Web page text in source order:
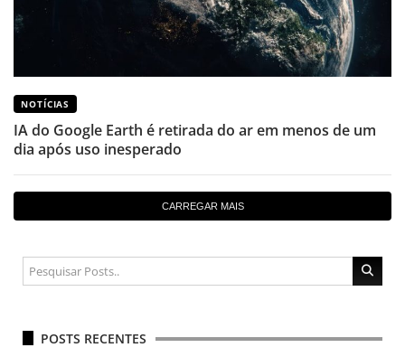
NOTÍCIAS
IA do Google Earth é retirada do ar em menos de um
dia após uso inesperado
CARREGAR MAIS
POSTS RECENTES